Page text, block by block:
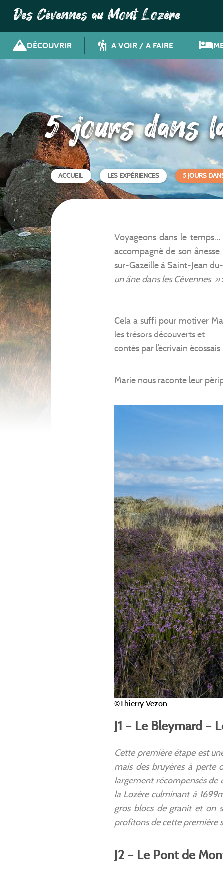
Des Cévennes au Mont Lozère
DÉCOUVRIR A VOIR / A FAIRE
5 jours dans
ACCUEIL LES EXPÉRIENCES 5 JOURS
Voyageons dans le temps…
accompagné de son
sur-Gazeille à Saint-Jean
un âne dans les Cévennes »
Cela a suffi pour motiver
les trésors découverts et
contés par l’écrivain
Marie nous raconte leur
©Thierry Vezon
J1 – Le Bleymard –
Cette première étape est
mais des bruyères à perte
largement récompensés de
la Lozère culminant à
gros blocs de granit et on
profitons de cette première
J2 – Le Pont de